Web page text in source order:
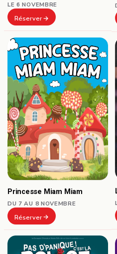
LE 6 NOVEMBRE
Réserver
Princesse Miam Miam
DU 7 AU 8 NOVEMBRE
Réserver